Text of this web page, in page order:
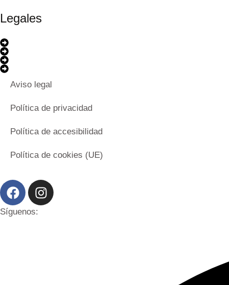
Legales
Aviso legal
Política de privacidad
Política de accesibilidad
Política de cookies (UE)
Síguenos: